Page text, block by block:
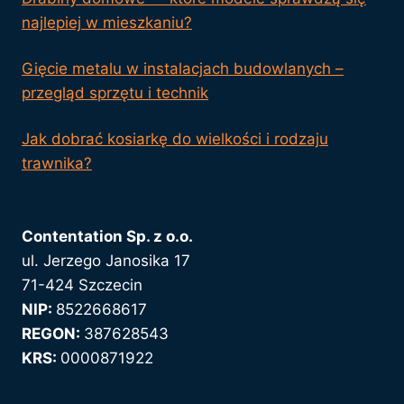
najlepiej w mieszkaniu?
Gięcie metalu w instalacjach budowlanych –
przegląd sprzętu i technik
Jak dobrać kosiarkę do wielkości i rodzaju
trawnika?
Contentation Sp. z o.o.
ul. Jerzego Janosika 17
71-424 Szczecin
NIP: 8522668617
REGON: 387628543
KRS: 0000871922